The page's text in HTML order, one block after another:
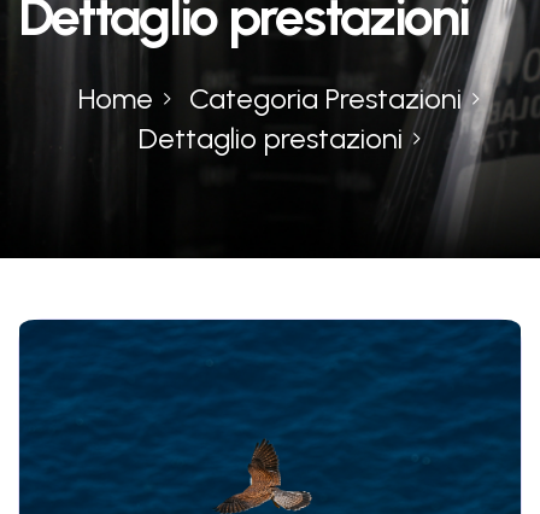
Dettaglio prestazioni
Home
Categoria Prestazioni
Dettaglio prestazioni